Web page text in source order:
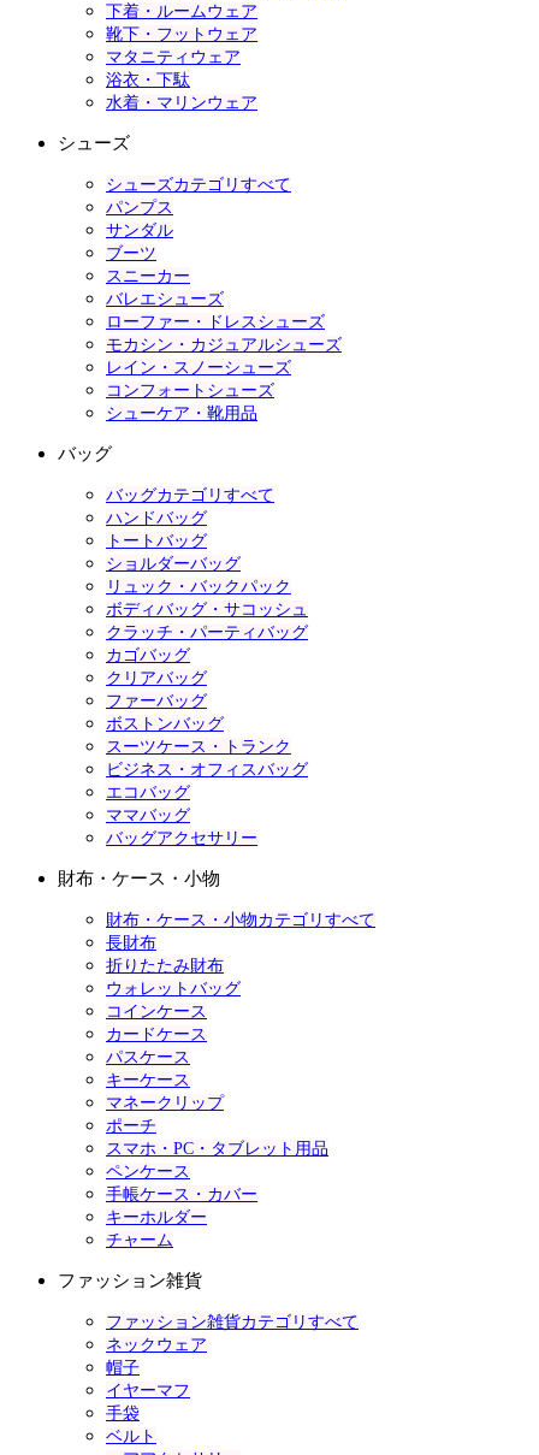
下着・ルームウェア
靴下・フットウェア
マタニティウェア
浴衣・下駄
水着・マリンウェア
シューズ
シューズカテゴリすべて
パンプス
サンダル
ブーツ
スニーカー
バレエシューズ
ローファー・ドレスシューズ
モカシン・カジュアルシューズ
レイン・スノーシューズ
コンフォートシューズ
シューケア・靴用品
バッグ
バッグカテゴリすべて
ハンドバッグ
トートバッグ
ショルダーバッグ
リュック・バックパック
ボディバッグ・サコッシュ
クラッチ・パーティバッグ
カゴバッグ
クリアバッグ
ファーバッグ
ボストンバッグ
スーツケース・トランク
ビジネス・オフィスバッグ
エコバッグ
ママバッグ
バッグアクセサリー
財布・ケース・小物
財布・ケース・小物カテゴリすべて
長財布
折りたたみ財布
ウォレットバッグ
コインケース
カードケース
パスケース
キーケース
マネークリップ
ポーチ
スマホ・PC・タブレット用品
ペンケース
手帳ケース・カバー
キーホルダー
チャーム
ファッション雑貨
ファッション雑貨カテゴリすべて
ネックウェア
帽子
イヤーマフ
手袋
ベルト